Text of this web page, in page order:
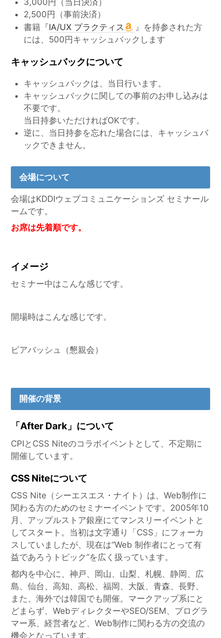
3,000円（当日決済）
2,500円（事前決済）
書籍『IA/UX プラクティス
』を持参された方
には、500円キャッシュバックします
キャッシュバックについて
キャッシュバックは、当日行います。
キャッシュバックに関しての事前のお申し込みは
不要です。
当日持参いただければOKです。
逆に、当日持参を忘れた場合には、キャッシュバ
ックできません。
会場について
会場はKDDIウェブコミュニケーションズ セミナール
ームです。
お席は先着順です。
イメージ
セミナー中はこんな感じです。
開場時はこんな感じです。
ビアバッシュ（懇親会）
開催の背景
「After Dark」について
CPIとCSS Niteのコラボイベントとして、不定期に
開催しています。
CSS Niteについて
CSS Nite（シーエスエス・ナイト）は、Web制作に
関わる方のためのセミナーイベントです。2005年10
月、アップルストア銀座にてマンスリーイベントと
してスタート。当初は文字通り「CSS」にフォーカ
スしていましたが、現在は“Web 制作者にとって有
益であろうトピック”を広く扱っています。
都内を中心に、神戸、岡山、山梨、札幌、静岡、広
島、仙台、高知、高松、福岡、大阪、青森、長野、
また、海外では韓国でも開催。マークアップ系にと
どまらず、WebディレクターやSEO/SEM、プログラ
マー系、経営者など、Web制作に関わる方の交流の
機会となっています。